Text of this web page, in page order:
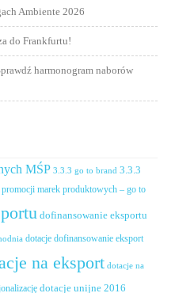
Ambiente 2026
do Frankfurtu!
harmonogram naborów
MŚP 3.3.3 go to brand 3.3.3
marek produktowych – go to
dofinansowanie eksportu
dotacje dofinansowanie eksport
na eksport dotacje na
dotacje unijne 2016